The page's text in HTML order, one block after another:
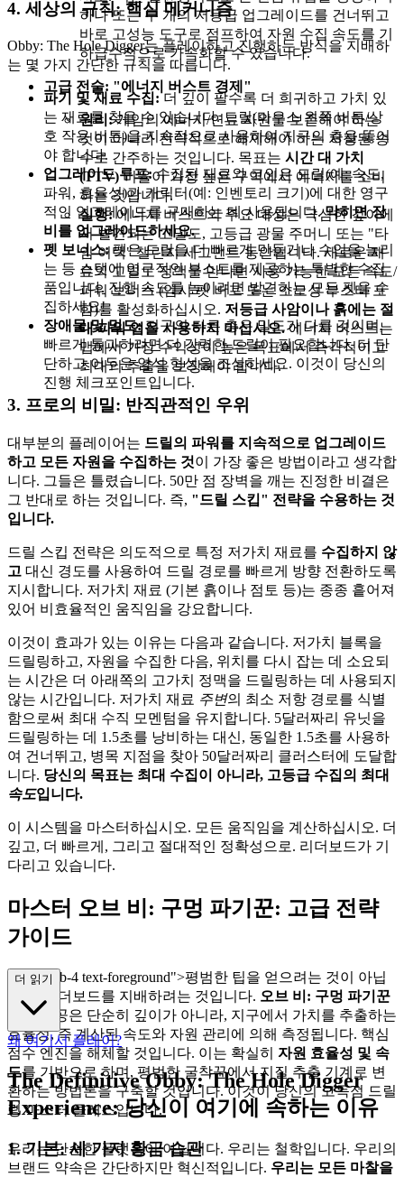
4. 세상의 규칙: 핵심 메커니즘
Obby: The Hole Digger는 플레이하고 진행하는 방식을 지배하
는 몇 가지 간단한 규칙을 따릅니다.
파기 및 재료 수집:더 깊이 팔수록 더 희귀하고 가치 있
는 재료를 찾을 수 있습니다. 드릴(마우스 왼쪽 버튼/상
호 작용 버튼)을 지속적으로 사용하여 지구의 층을 뚫어
야 합니다.
업그레이드 루프:수집된 재료와 코인은 드릴(예: 속도,
파워, 효율성)과 캐릭터(예: 인벤토리 크기)에 대한 영구
적인 업그레이드를 구매하는 데 사용됩니다.막히면 장
비를 업그레이드하세요.
펫 보너스:펫은 드릴을 더 빠르게 만들거나 수입을 늘리
는 등 스탯에 영구적인 부스트를 제공하는 특별한 수집
품입니다. 진행 속도를 높이려면 발견하는 모든 펫을 수
집하세요!
장애물 및 밀도:지구의 다른 층은 밀도가 다를 것이며,
빠르게 통과하려면 더 강력한 드릴이 필요합니다. 더 단
단하고 어두운 암석 형성을 조심하세요. 이것이 당신의
진행 체크포인트입니다.
하나 또는 두 개의 저등급 업그레이드를 건너뛰고
바로 고성능 도구로 점프하여 자원 수집 속도를 기
하급수적으로 가속화할 수 있습니다.
고급 전술: "에너지 버스트 경제"
원리:게임의 에너지/연료 자원을 보존해야 하는
것이 아니라 전략적으로 해제해야 하는 저장된 승
수로 간주하는 것입니다. 목표는 시간 대 가치
(TTV)비율이 가장 높은 구역에서 에너지를 소비
하는 것입니다.
실행:에너지 버스트의 주요 대상은 극심한 깊이에
서 발견되는 고밀도, 고등급 광물 주머니 또는 "타
임 어택" 챌린지 세그먼트 동안입니다. 새로운 재
료의 고밀도 정맥을 만나면 사용 가능한 모든 속도/
파워 보너스 (임시 펫 버프 또는 소모성 부스터 포
함)를 활성화하십시오. 저등급 사암이나 흙에는 절
대 파워 업을 사용하지 마십시오.에너지 버스트는
맵에서 가장 수익성이 높은 목표에서 즉각적이고
최대의 추출을 보장해야 합니다.
3. 프로의 비밀: 반직관적인 우위
대부분의 플레이어는 드릴의 파워를 지속적으로 업그레이드
하고 모든 자원을 수집하는 것이 가장 좋은 방법이라고 생각합
니다. 그들은 틀렸습니다. 50만 점 장벽을 깨는 진정한 비결은
그 반대로 하는 것입니다. 즉, "드릴 스킵" 전략을 수용하는 것
입니다.
드릴 스킵 전략은 의도적으로 특정 저가치 재료를 수집하지 않
고 대신 경도를 사용하여 드릴 경로를 빠르게 방향 전환하도록
지시합니다. 저가치 재료 (기본 흙이나 점토 등)는 종종 흩어져
있어 비효율적인 움직임을 강요합니다.
이것이 효과가 있는 이유는 다음과 같습니다. 저가치 블록을
드릴링하고, 자원을 수집한 다음, 위치를 다시 잡는 데 소요되
는 시간은 더 아래쪽의 고가치 정맥을 드릴링하는 데 사용되지
않는 시간입니다. 저가치 재료 주변의 최소 저항 경로를 식별
함으로써 최대 수직 모멘텀을 유지합니다. 5달러짜리 유닛을
드릴링하는 데 1.5초를 낭비하는 대신, 동일한 1.5초를 사용하
여 건너뛰고, 병목 지점을 찾아 50달러짜리 클러스터에 도달합
니다. 당신의 목표는 최대 수집이 아니라, 고등급 수집의 최대
속도입니다.
이 시스템을 마스터하십시오. 모든 움직임을 계산하십시오. 더
깊고, 더 빠르게, 그리고 절대적인 정확성으로. 리더보드가 기
다리고 있습니다.
마스터 오브 비: 구멍 파기꾼: 고급 전략
가이드
class="mb-4 text-foreground">평범한 팁을 얻으려는 것이 아닙
니다. 리더보드를 지배하려는 것입니다. 오브 비: 구멍 파기꾼
에서 성공은 단순히 깊이가 아니라, 지구에서 가치를 추출하는
효율성, 즉 계산된 속도와 자원 관리에 의해 측정됩니다. 핵심
점수 엔진을 해체할 것입니다. 이는 확실히 자원 효율성 및 속
도를 기반으로 하며, 평범한 굴착꾼에서 지질 추출 기계로 변
환하는 방법론을 구축할 것입니다. 이것이 당신의 고득점 드릴
링 마스터 클래스입니다.
1. 기본: 세 가지 황금 습관
더 읽기
왜 여기서 플레이?
The Definitive Obby: The Hole Digger
Experience: 당신이 여기에 속하는 이유
우리는 단순한 플랫폼이 아닙니다. 우리는 철학입니다. 우리의
브랜드 약속은 간단하지만 혁신적입니다. 우리는 모든 마찰을